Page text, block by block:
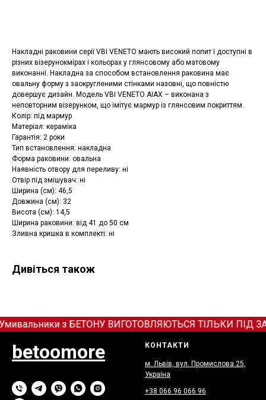
Накладні раковини серії VBI VENETO мають високий попит і доступні в
різних візерунокмірах і кольорах у глянсовому або матовому
виконанні. Накладна за способом встановлення раковина має
овальну форму з заокругленими стінками назовні, що повністю
довершує дизайн. Модель VBI VENETO AIAX – виконана з
неповторним візерунком, що імітує мармур із глянсовим покриттям.
Колір: під мармур
Матеріал: кераміка
Гарантія: 2 роки
Тип встановлення: накладна
Форма раковини: овальна
Наявність отвору для переливу: ні
Отвір під змішувач: ні
Ширина (см): 46,5
Довжина (см): 32
Висота (см): 14,5
Ширина раковини: від 41 до 50 см
Зливна кришка в комплекті: ні
Дивіться також
з БЕТОНУ ВИГОТОВЛЯЮТЬСЯ ТІЛЬКИ ПІД
betoomore КОНТАКТИ
м. Львів, вул. Промислова 25,
Україна
+38 066 96 066 96